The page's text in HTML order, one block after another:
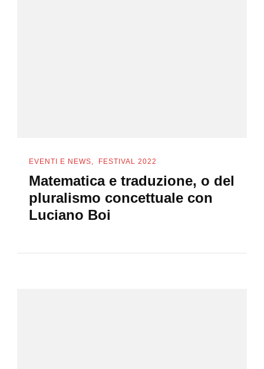
EVENTI E NEWS FESTIVAL 2022
Matematica e traduzione, o del
pluralismo concettuale con
Luciano Boi